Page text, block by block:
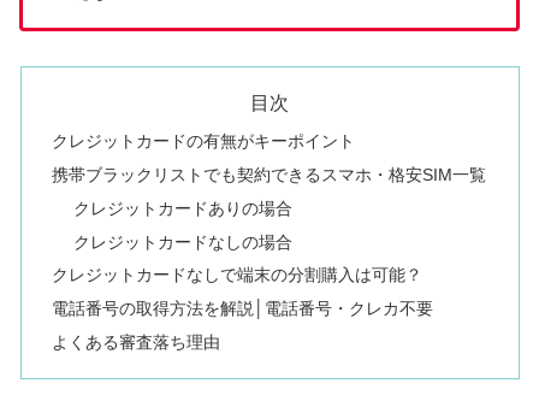
目次
クレジットカードの有無がキーポイント
携帯ブラックリストでも契約できるスマホ・格安SIM一覧
クレジットカードありの場合
クレジットカードなしの場合
クレジットカードなしで端末の分割購入は可能？
電話番号の取得方法を解説│電話番号・クレカ不要
よくある審査落ち理由